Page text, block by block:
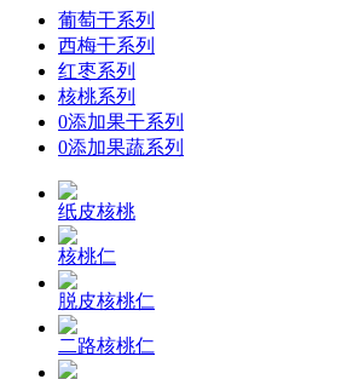
葡萄干系列
西梅干系列
红枣系列
核桃系列
0添加果干系列
0添加果蔬系列
纸皮核桃
核桃仁
脱皮核桃仁
二路核桃仁